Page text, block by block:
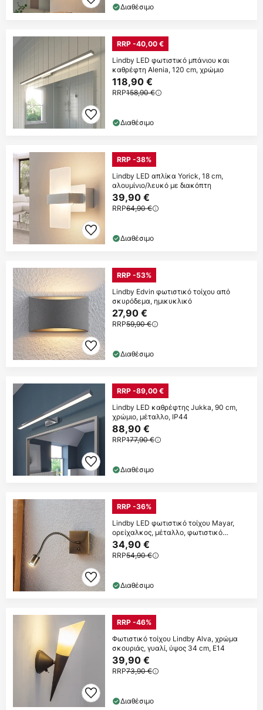
Διαθέσιμο
RRP -40,00 €
Lindby LED φωτιστικό μπάνιου και
καθρέφτη Alenia, 120 cm, χρώμιο
118,90 €
RRP158,90 €
Διαθέσιμο
RRP -38%
Lindby LED απλίκα Yorick, 18 cm,
αλουμίνιο/λευκό με διακόπτη
39,90 €
RRP64,90 €
Διαθέσιμο
RRP -53%
Lindby Edvin φωτιστικό τοίχου από
σκυρόδεμα, ημικυκλικό
27,90 €
RRP59,90 €
Διαθέσιμο
RRP -89,00 €
Lindby LED καθρέφτης Jukka, 90 cm,
χρώμιο, μέταλλο, IP44
88,90 €
RRP177,90 €
Διαθέσιμο
RRP -36%
Lindby LED φωτιστικό τοίχου Mayar,
ορείχαλκος, μέταλλο, φωτιστικό
ανάγνωσης,
34,90 €
RRP54,90 €
Διαθέσιμο
RRP -46%
Φωτιστικό τοίχου Lindby Alva, χρώμα
σκουριάς, γυαλί, ύψος 34 cm, E14
39,90 €
RRP73,90 €
Διαθέσιμο